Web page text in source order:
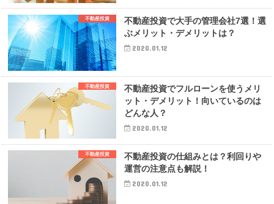
不動産投資
不動産投資で大手の管理会社7選！選
ぶメリット・デメリットは？
2020.01.12
不動産投資
不動産投資でフルローンを使うメリ
ット・デメリット！向いているのは
どんな人？
2020.01.12
不動産投資
不動産投資の仕組みとは？利回りや
運営の注意点も解説！
2020.01.12